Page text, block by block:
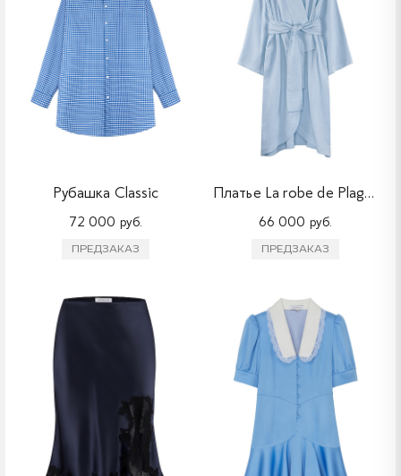
Рубашка Classic
72 000 руб.
ПРЕДЗАКАЗ
Платье La robe de Plage Midi
66 000 руб.
ПРЕДЗАКАЗ